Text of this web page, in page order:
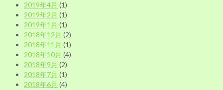
2019年4月 (1)
2019年2月 (1)
2019年1月 (1)
2018年12月 (2)
2018年11月 (1)
2018年10月 (4)
2018年9月 (2)
2018年7月 (1)
2018年6月 (4)